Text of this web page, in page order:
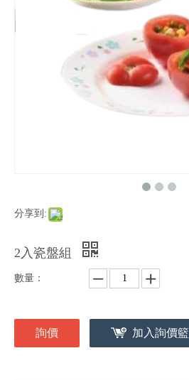
分享到:
2入瓷盤組
數量：
詢價 加入詢價籃